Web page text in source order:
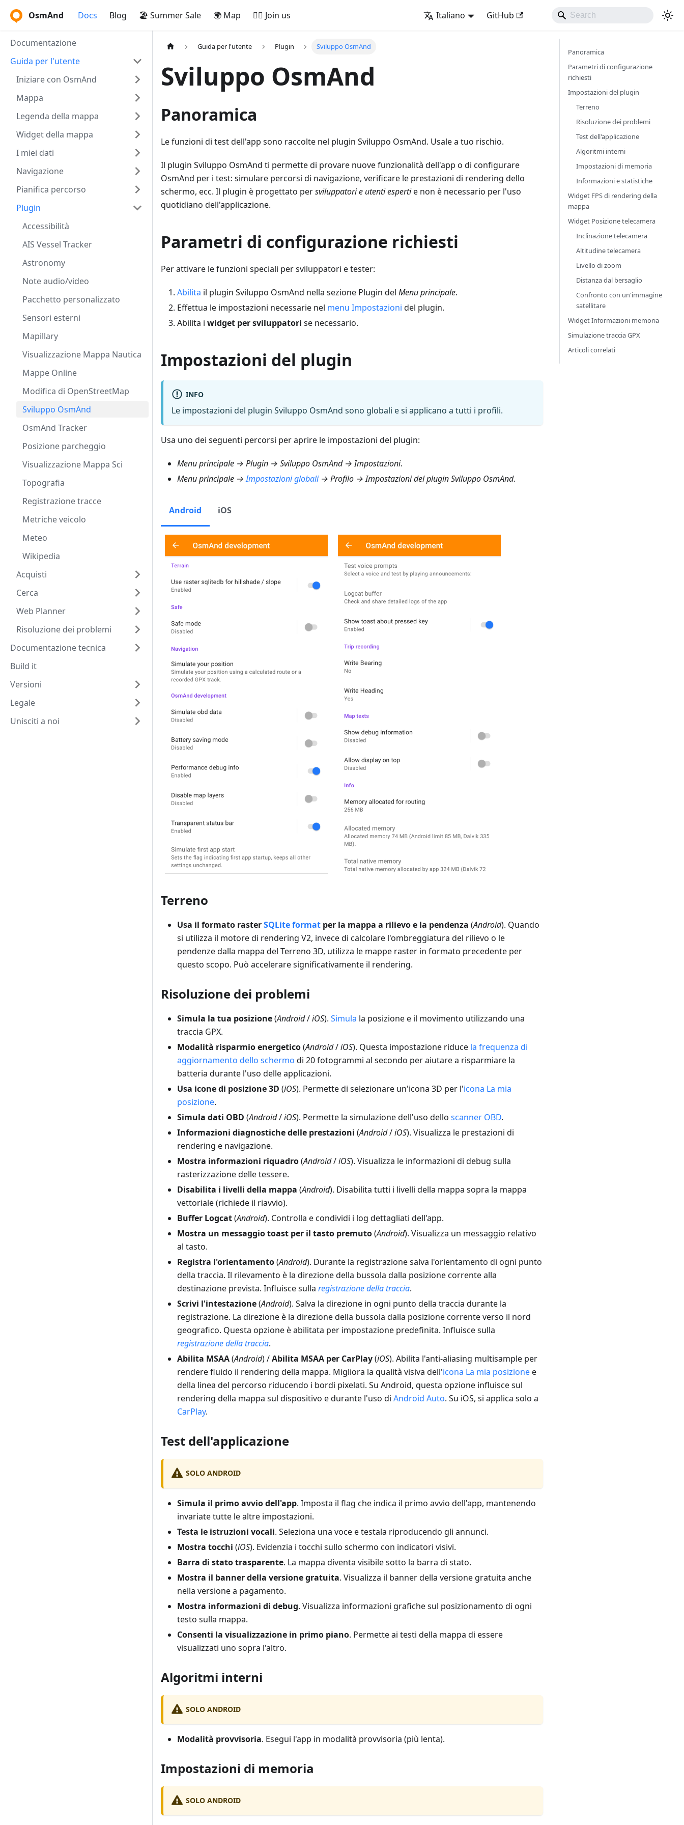
OsmAnd Docs Blog 🏖️ Summer Sale 🌍 Map 🚵‍♂️ Join us Italiano GitHub
Documentazione
Guida per l'utente
Iniziare con OsmAnd
Mappa
Legenda della mappa
Widget della mappa
I miei dati
Navigazione
Pianifica percorso
Plugin
Accessibilità
AIS Vessel Tracker
Astronomy
Note audio/video
Pacchetto personalizzato
Sensori esterni
Mapillary
Visualizzazione Mappa Nautica
Mappe Online
Modifica di OpenStreetMap
Sviluppo OsmAnd
OsmAnd Tracker
Posizione parcheggio
Visualizzazione Mappa Sci
Topografia
Registrazione tracce
Metriche veicolo
Meteo
Wikipedia
Acquisti
Cerca
Web Planner
Risoluzione dei problemi
Documentazione tecnica
Build it
Versioni
Legale
Unisciti a noi
Guida per l'utente Plugin Sviluppo OsmAnd
Sviluppo OsmAnd
Panoramica
Le funzioni di test dell'app sono raccolte nel plugin Sviluppo OsmAnd. Usale a tuo rischio.
Il plugin Sviluppo OsmAnd ti permette di provare nuove funzionalità dell'app o di configurare
OsmAnd per i test: simulare percorsi di navigazione, verificare le prestazioni di rendering dello
schermo, ecc. Il plugin è progettato persviluppatori e utenti espertie non è necessario per l'uso
quotidiano dell'applicazione.
Parametri di configurazione richiesti
Per attivare le funzioni speciali per sviluppatori e tester:
Abilita il plugin Sviluppo OsmAnd nella sezione Plugin del Menu principale.
Effettua le impostazioni necessarie nel menu Impostazioni del plugin.
Abilita i widget per sviluppatori se necessario.
Impostazioni del plugin
INFO
Le impostazioni del plugin Sviluppo OsmAnd sono globali e si applicano a tutti i profili.
Usa uno dei seguenti percorsi per aprire le impostazioni del plugin:
Menu principale → Plugin → Sviluppo OsmAnd → Impostazioni.
Menu principale →Impostazioni globali→ Profilo → Impostazioni del plugin Sviluppo OsmAnd.
Android iOS
Terreno
Usa il formato rasterSQLite format per la mappa a rilievo e la pendenza (Android). Quando
si utilizza il motore di rendering V2, invece di calcolare l'ombreggiatura del rilievo o le
pendenze dalla mappa del Terreno 3D, utilizza le mappe raster in formato precedente per
questo scopo. Può accelerare significativamente il rendering.
Risoluzione dei problemi
Simula la tua posizione(Android/iOS). Simula la posizione e il movimento utilizzando una
traccia GPX.
Modalità risparmio energetico(Android/iOS). Questa impostazione riduce la frequenza di
aggiornamento dello schermo di 20 fotogrammi al secondo per aiutare a risparmiare la
batteria durante l'uso delle applicazioni.
Usa icone di posizione 3D (iOS). Permette di selezionare un'icona 3D per l'icona La mia
posizione.
Simula dati OBD (Android/iOS). Permette la simulazione dell'uso dello scanner OBD.
Informazioni diagnostiche delle prestazioni (Android/iOS). Visualizza le prestazioni di
rendering e navigazione.
Mostra informazioni riquadro(Android/iOS). Visualizza le informazioni di debug sulla
rasterizzazione delle tessere.
Disabilita i livelli della mappa (Android). Disabilita tutti i livelli della mappa sopra la mappa
vettoriale (richiede il riavvio).
Buffer Logcat(Android). Controlla e condividi i log dettagliati dell'app.
Mostra un messaggio toast per il tasto premuto(Android). Visualizza un messaggio relativo
al tasto.
Registra l'orientamento(Android). Durante la registrazione salva l'orientamento di ogni punto
della traccia. Il rilevamento è la direzione della bussola dalla posizione corrente alla
destinazione prevista. Influisce sulla registrazione della traccia.
Scrivi l'intestazione(Android). Salva la direzione in ogni punto della traccia durante la
registrazione. La direzione è la direzione della bussola dalla posizione corrente verso il nord
geografico. Questa opzione è abilitata per impostazione predefinita. Influisce sulla
registrazione della traccia.
Abilita MSAA(Android) /Abilita MSAA per CarPlay(iOS). Abilita l'anti-aliasing multisample per
rendere fluido il rendering della mappa. Migliora la qualità visiva dell'icona La mia posizionee
della linea del percorso riducendo i bordi pixelati. Su Android, questa opzione influisce sul
rendering della mappa sul dispositivo e durante l'uso di Android Auto. Su iOS, si applica solo a
CarPlay.
Test dell'applicazione
SOLO ANDROID
Simula il primo avvio dell'app. Imposta il flag che indica il primo avvio dell'app, mantenendo
invariate tutte le altre impostazioni.
Testa le istruzioni vocali. Seleziona una voce e testala riproducendo gli annunci.
Mostra tocchi (iOS). Evidenzia i tocchi sullo schermo con indicatori visivi.
Barra di stato trasparente. La mappa diventa visibile sotto la barra di stato.
Mostra il banner della versione gratuita. Visualizza il banner della versione gratuita anche
nella versione a pagamento.
Mostra informazioni di debug. Visualizza informazioni grafiche sul posizionamento di ogni
testo sulla mappa.
Consenti la visualizzazione in primo piano. Permette ai testi della mappa di essere
visualizzati uno sopra l'altro.
Algoritmi interni
SOLO ANDROID
Modalità provvisoria. Esegui l'app in modalità provvisoria (più lenta).
Impostazioni di memoria
SOLO ANDROID
Panoramica
Parametri di configurazione
richiesti
Impostazioni del plugin
Terreno
Risoluzione dei problemi
Test dell'applicazione
Algoritmi interni
Impostazioni di memoria
Informazioni e statistiche
Widget FPS di rendering della
mappa
Widget Posizione telecamera
Inclinazione telecamera
Altitudine telecamera
Livello di zoom
Distanza dal bersaglio
Confronto con un'immagine
satellitare
Widget Informazioni memoria
Simulazione traccia GPX
Articoli correlati